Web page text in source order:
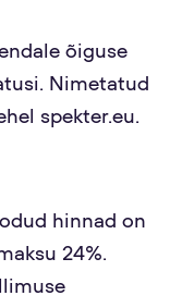
õiguse
Nimetatud
spekter.eu.
hinnad on
24%.